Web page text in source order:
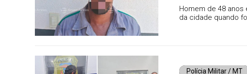
Homem de 48 anos
da cidade quando
Polícia Militar / MT